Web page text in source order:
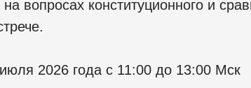
вопросах конституционного и
2026 года с 11:00 до 13:00 Мск